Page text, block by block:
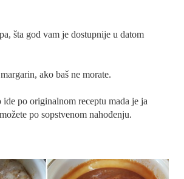
šta god vam je dostupnije u datom
ako baš ne morate.
ide po originalnom receptu mada je ja
po sopstvenom nahođenju.